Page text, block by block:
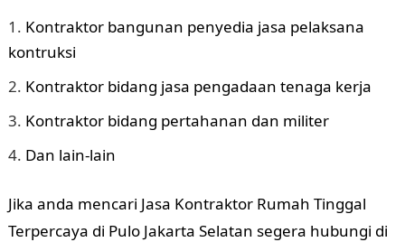
Kontraktor bangunan penyedia jasa pelaksana
kontruksi
Kontraktor bidang jasa pengadaan tenaga kerja
Kontraktor bidang pertahanan dan militer
Dan lain-lain
Jika anda mencari Jasa Kontraktor Rumah Tinggal
Terpercaya di Pulo Jakarta Selatan segera hubungi di